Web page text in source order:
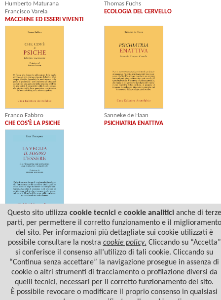
Humberto Maturana
Francisco Varela
MACCHINE ED ESSERI VIVENTI
Thomas Fuchs
ECOLOGIA DEL CERVELLO
Franco Fabbro
CHE COS'È LA PSICHE
Sanneke de Haan
PSICHIATRIA ENATTIVA
Evan Thompson
LA VEGLIA, IL SOGNO, L’ESSERE
Questo sito utilizza cookie tecnicie cookie analiticianche di terze
parti, per permettere il corretto funzionamento e il miglioramento
del sito. Per informazioni più dettagliate sui cookie utilizzati è
possibile consultare la nostra cookie policy. Cliccando su “Accetta”
si conferisce il consenso all’utilizzo di tali cookie. Cliccando su
“Continua senza accettare” la navigazione prosegue in assenza di
cookie o altri strumenti di tracciamento o profilazione diversi da
quelli tecnici, necessari per il corretto funzionamento del sito.
È possibile revocare o modificare il proprio consenso in qualsiasi